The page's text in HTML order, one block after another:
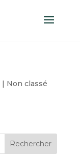
| Non classé
Rechercher